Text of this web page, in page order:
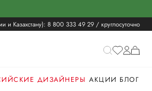
и Казахстану): 8 800 333 49 29 / круглосуточно
ДИЗАЙНЕРЫ АКЦИИ БЛОГ